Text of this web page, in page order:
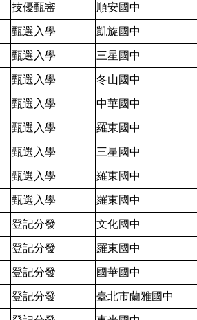
技優甄審 順安國中
甄選入學 凱旋國中
甄選入學 三星國中
甄選入學 冬山國中
甄選入學 中華國中
甄選入學 羅東國中
甄選入學 三星國中
甄選入學 羅東國中
甄選入學 羅東國中
登記分發 文化國中
登記分發 羅東國中
登記分發 國華國中
登記分發 臺北市蘭雅國中